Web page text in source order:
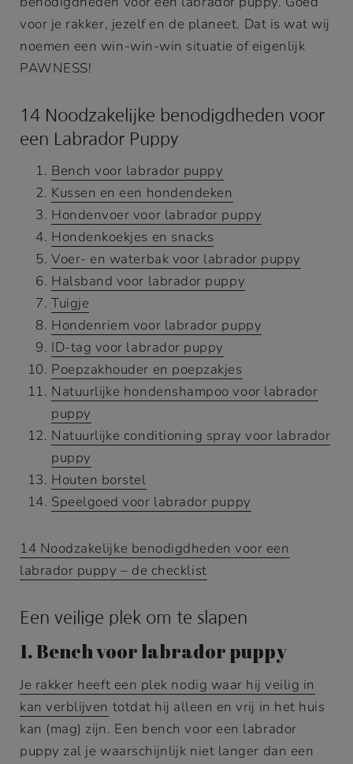
voor je rakker, jezelf en de planeet. Dat is wat wij
noemen een win-win-win situatie of eigenlijk
PAWNESS!
14 Noodzakelijke benodigdheden voor
een Labrador Puppy
Bench voor labrador puppy
Kussen en een hondendeken
Hondenvoer voor labrador puppy
Hondenkoekjes en snacks
Voer- en waterbak voor labrador puppy
Halsband voor labrador puppy
Tuigje
Hondenriem voor labrador puppy
ID-tag voor labrador puppy
Poepzakhouder en poepzakjes
Natuurlijke hondenshampoo voor labrador
puppy
Natuurlijke conditioning spray voor labrador
puppy
Houten borstel
Speelgoed voor labrador puppy
14 Noodzakelijke benodigdheden voor een
labrador puppy – de checklist
Een veilige plek om te slapen
1. Bench voor labrador puppy
Je rakker heeft een plek nodig waar hij veilig in
kan verblijven totdat hij alleen en vrij in het huis
kan (mag) zijn. Een bench voor een labrador
puppy zal je waarschijnlijk niet langer dan een